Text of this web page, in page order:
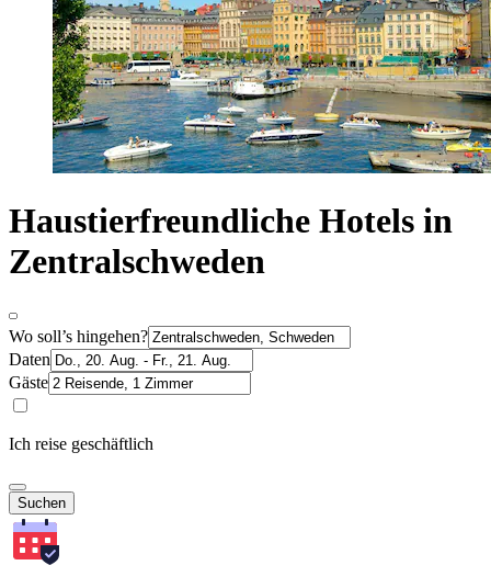
Haustierfreundliche Hotels in
Zentralschweden
Wo soll’s hingehen?
Daten
Gäste
Ich reise geschäftlich
Suchen